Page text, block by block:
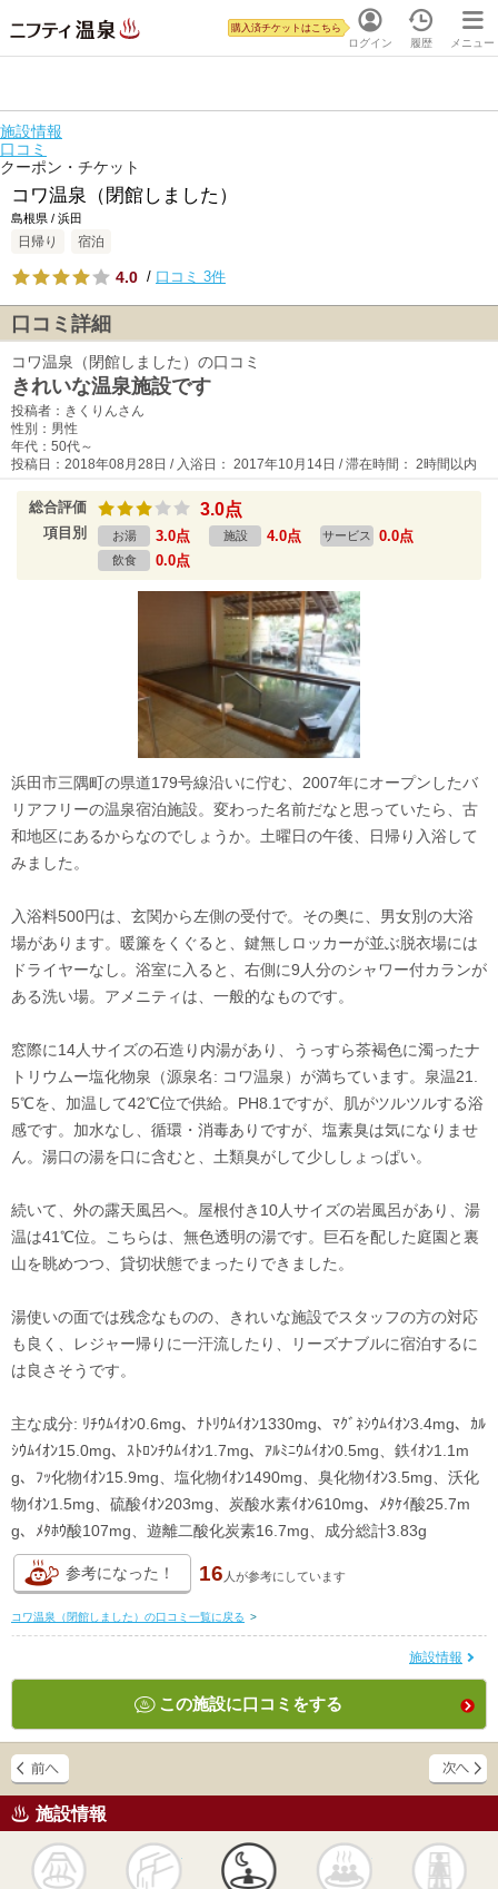
ログイン
購入済チケットはこちら
履歴 メニュー
施設情報
口コミ
クーポン・チケット
コワ温泉（閉館しました）
島根県 / 浜田
日帰り 宿泊
4.0 / 口コミ 3件
口コミ詳細
コワ温泉（閉館しました）の口コミ
きれいな温泉施設です
投稿者：きくりんさん
性別：男性
年代：50代～
投稿日：2018年08月28日 / 入浴日： 2017年10月14日 / 滞在時間： 2時間以内
総合評価 3.0点
項目別 お湯 3.0点 施設 4.0点 サービス 0.0点
飲食 0.0点
浜田市三隅町の県道179号線沿いに佇む、2007年にオープンしたバ
リアフリーの温泉宿泊施設。変わった名前だなと思っていたら、古
和地区にあるからなのでしょうか。土曜日の午後、日帰り入浴して
みました。
入浴料500円は、玄関から左側の受付で。その奥に、男女別の大浴
場があります。暖簾をくぐると、鍵無しロッカーが並ぶ脱衣場には
ドライヤーなし。浴室に入ると、右側に9人分のシャワー付カランが
ある洗い場。アメニティは、一般的なものです。
窓際に14人サイズの石造り内湯があり、うっすら茶褐色に濁ったナ
トリウムー塩化物泉（源泉名: コワ温泉）が満ちています。泉温21.
5℃を、加温して42℃位で供給。PH8.1ですが、肌がツルツルする浴
感です。加水なし、循環・消毒ありですが、塩素臭は気になりませ
ん。湯口の湯を口に含むと、土類臭がして少ししょっぱい。
続いて、外の露天風呂へ。屋根付き10人サイズの岩風呂があり、湯
温は41℃位。こちらは、無色透明の湯です。巨石を配した庭園と裏
山を眺めつつ、貸切状態でまったりできました。
湯使いの面では残念なものの、きれいな施設でスタッフの方の対応
も良く、レジャー帰りに一汗流したり、リーズナブルに宿泊するに
は良さそうです。
主な成分: ﾘﾁｳﾑｲｵﾝ0.6mg、ﾅﾄﾘｳﾑｲｵﾝ1330mg、ﾏｸﾞﾈｼｳﾑｲｵﾝ3.4mg、ｶﾙ
ｼｳﾑｲｵﾝ15.0mg、ｽﾄﾛﾝﾁｳﾑｲｵﾝ1.7mg、ｱﾙﾐﾆｳﾑｲｵﾝ0.5mg、鉄ｲｵﾝ1.1m
g、ﾌｯ化物ｲｵﾝ15.9mg、塩化物ｲｵﾝ1490mg、臭化物ｲｵﾝ3.5mg、沃化
物ｲｵﾝ1.5mg、硫酸ｲｵﾝ203mg、炭酸水素ｲｵﾝ610mg、ﾒﾀｹｲ酸25.7m
g、ﾒﾀﾎｳ酸107mg、遊離二酸化炭素16.7mg、成分総計3.83g
参考になった！ 16 人が参考にしています
コワ温泉（閉館しました）の口コミ一覧に戻る >
施設情報
この施設に口コミをする
施設情報
かけ流し 露天風呂 貸切風呂